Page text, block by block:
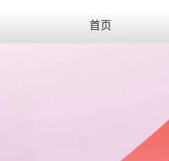
首页